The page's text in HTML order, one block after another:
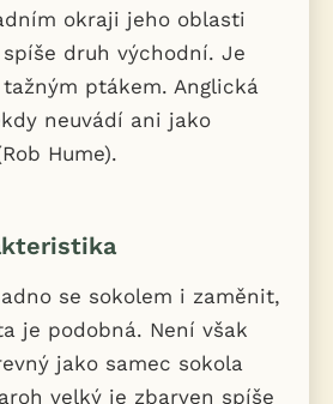
okraji jeho oblasti
druh východní. Je
ptákem. Anglická
neuvádí ani jako
Hume).
se sokolem i zaměnit,
je podobná. Není však
jako samec sokola
velký je zbarven spíše